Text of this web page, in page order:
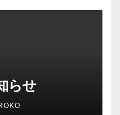
らせ